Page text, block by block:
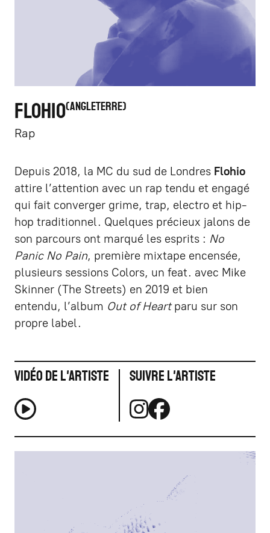
FLOHIO ANGLETERRE
Rap
Depuis 2018, la MC du sud de Londres Flohio
attire l’attention avec un rap tendu et engagé
qui fait converger grime, trap, electro et hip-
hop traditionnel. Quelques précieux jalons de
son parcours ont marqué les esprits : No
Panic No Pain, première mixtape encensée,
plusieurs sessions Colors, un feat. avec Mike
Skinner (The Streets) en 2019 et bien
entendu, l’album Out of Heartparu sur son
propre label.
Vidéo de l'artiste Suivre l'artiste